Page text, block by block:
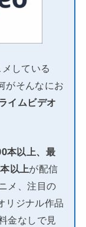
している
がそんなにお
イムビデオ
本以上、最
以上が配信
メ、注目の
リジナル作品
金なしで見